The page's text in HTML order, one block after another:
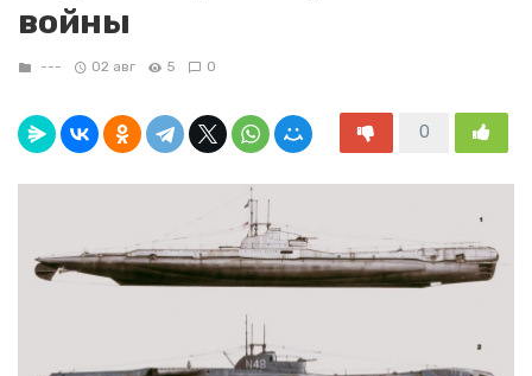
войны
--- 02 авг 5 0
0